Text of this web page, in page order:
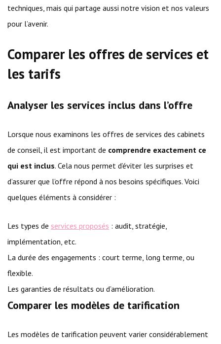
techniques, mais qui partage aussi notre vision et nos valeurs
pour l’avenir.
Comparer les offres de services et
les tarifs
Analyser les services inclus dans l’offre
Lorsque nous examinons les offres de services des cabinets
de conseil, il est important de comprendre exactement ce
qui est inclus. Cela nous permet d’éviter les surprises et
d’assurer que l’offre répond à nos besoins spécifiques. Voici
quelques éléments à considérer :
Les types de services proposés : audit, stratégie,
implémentation, etc.
La durée des engagements : court terme, long terme, ou
flexible.
Les garanties de résultats ou d’amélioration.
Comparer les modèles de tarification
Les modèles de tarification peuvent varier considérablement